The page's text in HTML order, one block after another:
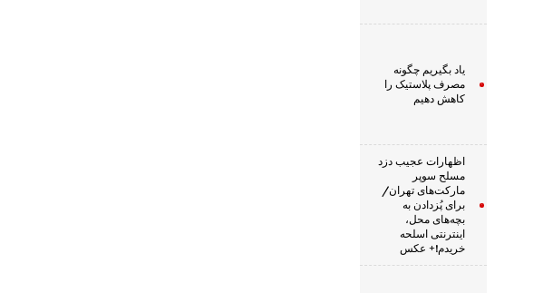
یاد بگیریم چگونه
مصرف پلاستیک را
کاهش دهیم
اظهارات عجیب دزد
مسلح سوپر
مارکت‌های تهران/
برای پُزدادن به
بچه‌های محل،
اینترنتی اسلحه
خریدم!+ عکس